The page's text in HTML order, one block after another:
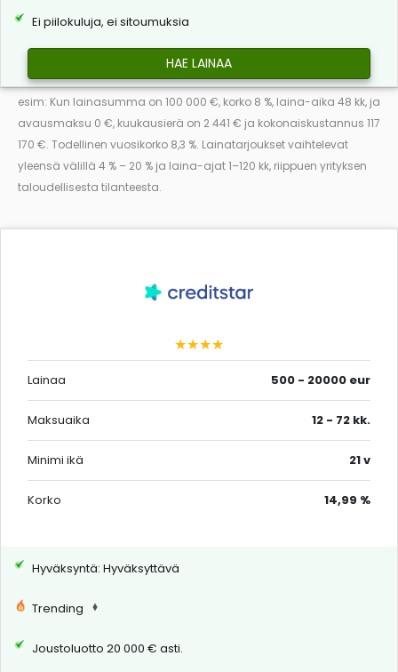
Ei piilokuluja, ei sitoumuksia
HAE LAINAA
esim: Kun lainasumma on 100 000 €, korko 8 %, laina-aika 48 kk, ja
avausmaksu 0 €, kuukausierä on 2 441 € ja kokonaiskustannus 117
170 €. Todellinen vuosikorko 8,3 %. Lainatarjoukset vaihtelevat
yleensä välillä 4 % – 20 % ja laina-ajat 1–120 kk, riippuen yrityksen
taloudellisesta tilanteesta.
★★★★
Lainaa 500 - 20000 eur
Maksuaika 12 - 72 kk.
Minimi ikä 21 v
Korko 14,99 %
Hyväksyntä: Hyväksyttävä
Trending
Joustoluotto 20 000 € asti.